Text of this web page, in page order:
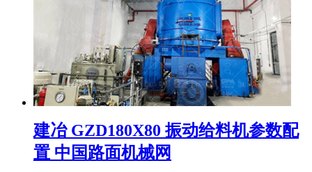
建冶 GZD180X80 振动给料机参数配
置 中国路面机械网